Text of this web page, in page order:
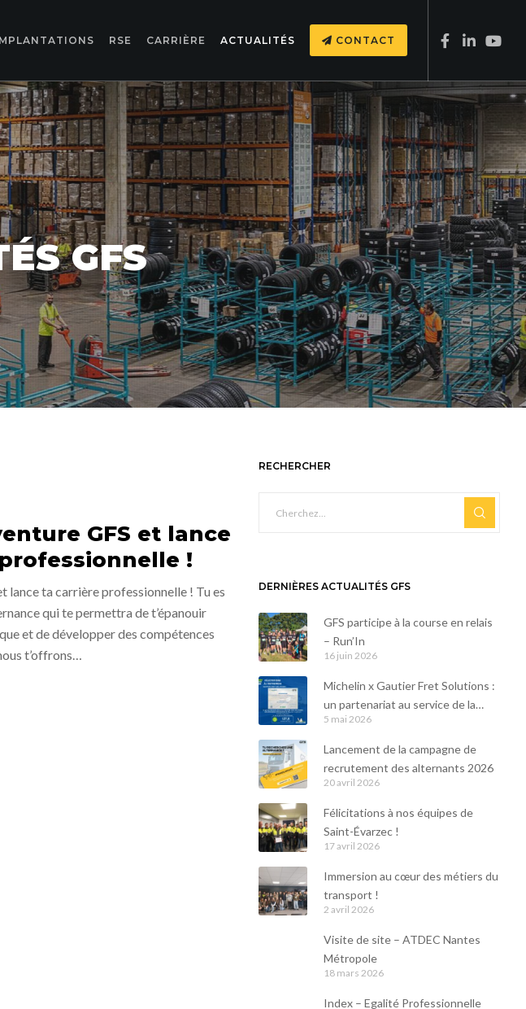
RSE CARRIÈRE ACTUALITÉS CONTACT
GFS
GFS et lance
!
lance ta carrière professionnelle ! Tu es
qui te permettra de t’épanouir
et de développer des compétences
t’offrons…
RECHERCHER
DERNIÈRES ACTUALITÉS GFS
GFS participe à la course en relais
– Run’In
16 juin 2026
Michelin x Gautier Fret Solutions :
un partenariat au service de la
durabilité
5 mai 2026
Lancement de la campagne de
recrutement des alternants 2026
20 avril 2026
Félicitations à nos équipes de
Saint-Évarzec !
17 avril 2026
Immersion au cœur des métiers du
transport !
2 avril 2026
Visite de site – ATDEC Nantes
Métropole
18 mars 2026
Index – Egalité Professionnelle